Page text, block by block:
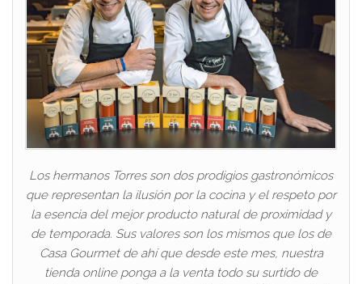
Los hermanos Torres son dos prodigios gastronómicos
que representan la ilusión por la cocina y el respeto por
la esencia del mejor producto natural de proximidad y
de temporada. Sus valores son los mismos que los de
Casa Gourmet de ahí que desde este mes, nuestra
tienda online ponga a la venta todo su surtido de